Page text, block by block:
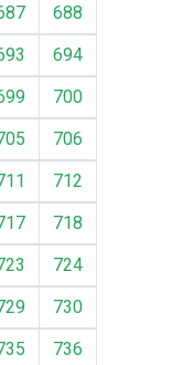
688
694
700
706
712
718
724
730
736